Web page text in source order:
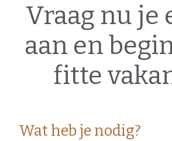
Vraag nu je
aan en
fitte
Wat heb je nodig?